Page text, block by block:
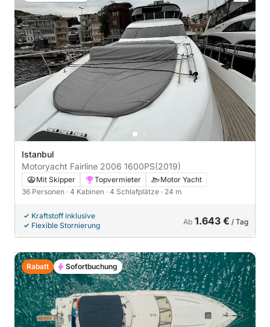
Istanbul
Motoryacht Fairline 2006 1600PS(2019)
Mit Skipper Topvermieter
Motor Yacht
36 Personen · 4 Kabinen · 4 Schlafplätze · 24 m
Kraftstoff inklusive
Flexible Stornierung
Ab 1.643 € / Tag
Rabatt Sofortbuchung